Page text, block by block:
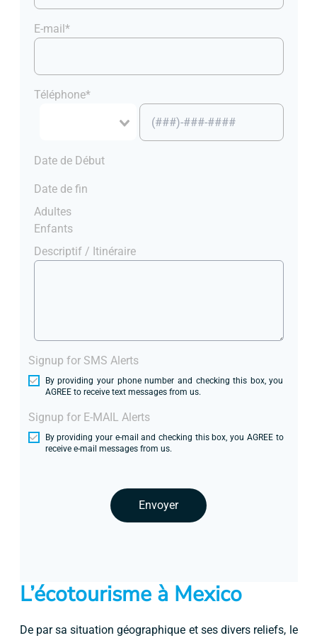
E-mail*
Téléphone*
Date de Début
Date de fin
Adultes
Enfants
Descriptif / Itinéraire
Signup for SMS Alerts
By providing your phone number and checking this box, you
AGREE to receive text messages from us.
Signup for E-MAIL Alerts
By providing your e-mail and checking this box, you AGREE to
receive e-mail messages from us.
Envoyer
L’écotourisme à Mexico
De par sa situation géographique et ses divers reliefs, le